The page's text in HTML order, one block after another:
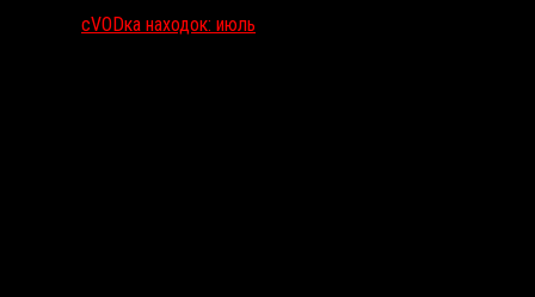
сVODка находок: июль